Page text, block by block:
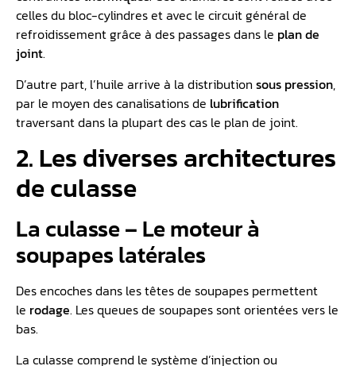
celles du bloc-cylindres et avec le circuit général de
refroidissement grâce à des passages dans le plan de
joint.
D’autre part, l’huile arrive à la distribution sous pression,
par le moyen des canalisations de lubrification
traversant dans la plupart des cas le plan de joint.
2. Les diverses architectures
de culasse
La culasse – Le moteur à
soupapes latérales
Des encoches dans les têtes de soupapes permettent
le rodage. Les queues de soupapes sont orientées vers le
bas.
La culasse comprend le système d’injection ou